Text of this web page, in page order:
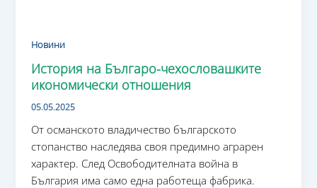
Новини
История на Българо-чехословашките
икономически отношения
05.05.2025
От османското владичество българското
стопанство наследява своя предимно аграрен
характер. След Освободителната война в
България има само една работеща фабрика.